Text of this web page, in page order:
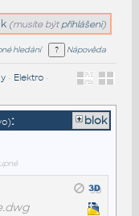
(musíte být přihlášeni)
hledání Nápověda
• Elektro•
: blok